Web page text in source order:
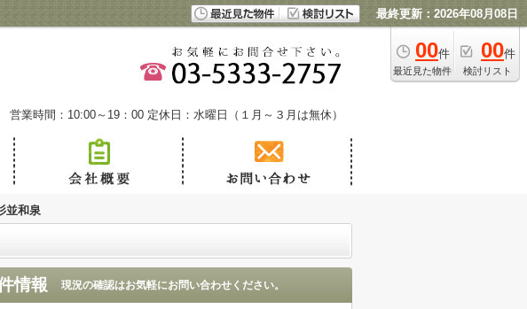
最終更新：2026年08月08日
00件
最近見た物件
00件
検討リスト
営業時間：10:00～19：00 定休日：水曜日（１月～３月は無休）
並和泉
情報 現況の確認はお気軽にお問い合わせください。